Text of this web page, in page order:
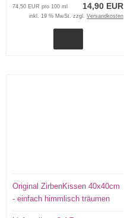
14,90 EUR
74,50 EUR pro 100 ml
inkl. 19 % MwSt. zzgl. Versandkosten
Original ZirbenKissen 40x40cm
- einfach himmlisch träumen